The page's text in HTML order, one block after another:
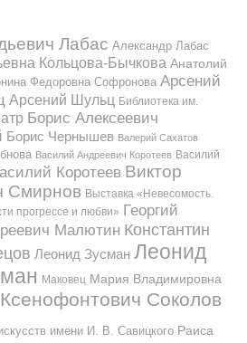
Лабас Александр Лабас
Кольцова-Бычкова Анатолий
Федоровна Софронова Арсений
Арсений Шульц Библиотека им.
Борис Алексеевич
Борис Чернышев Валерий Сахатов
Василий Андреевич Коротеев Василий
Коротеев Виктор
Смирнов Выставка «Невесомость.
прогрессе и любви» Георгий
Малютин Константин
Леонид Зусман Леонид
Маковец Мария Владимировна
Соколов
имени И. В. Савицкого Раиса